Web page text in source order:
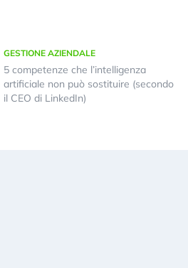
GESTIONE AZIENDALE
5 competenze che l’intelligenza
artificiale non può sostituire (secondo
il CEO di LinkedIn)